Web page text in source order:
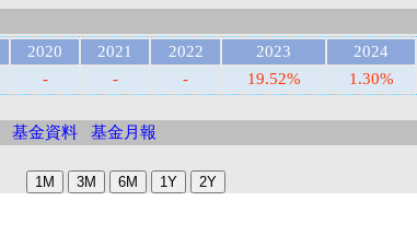
2020 2021 2022 2023
2024
- - - 19.52% 1.30%
基金資料 基金月報